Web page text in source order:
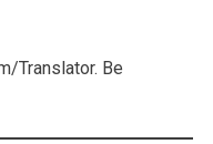
Translator. Be